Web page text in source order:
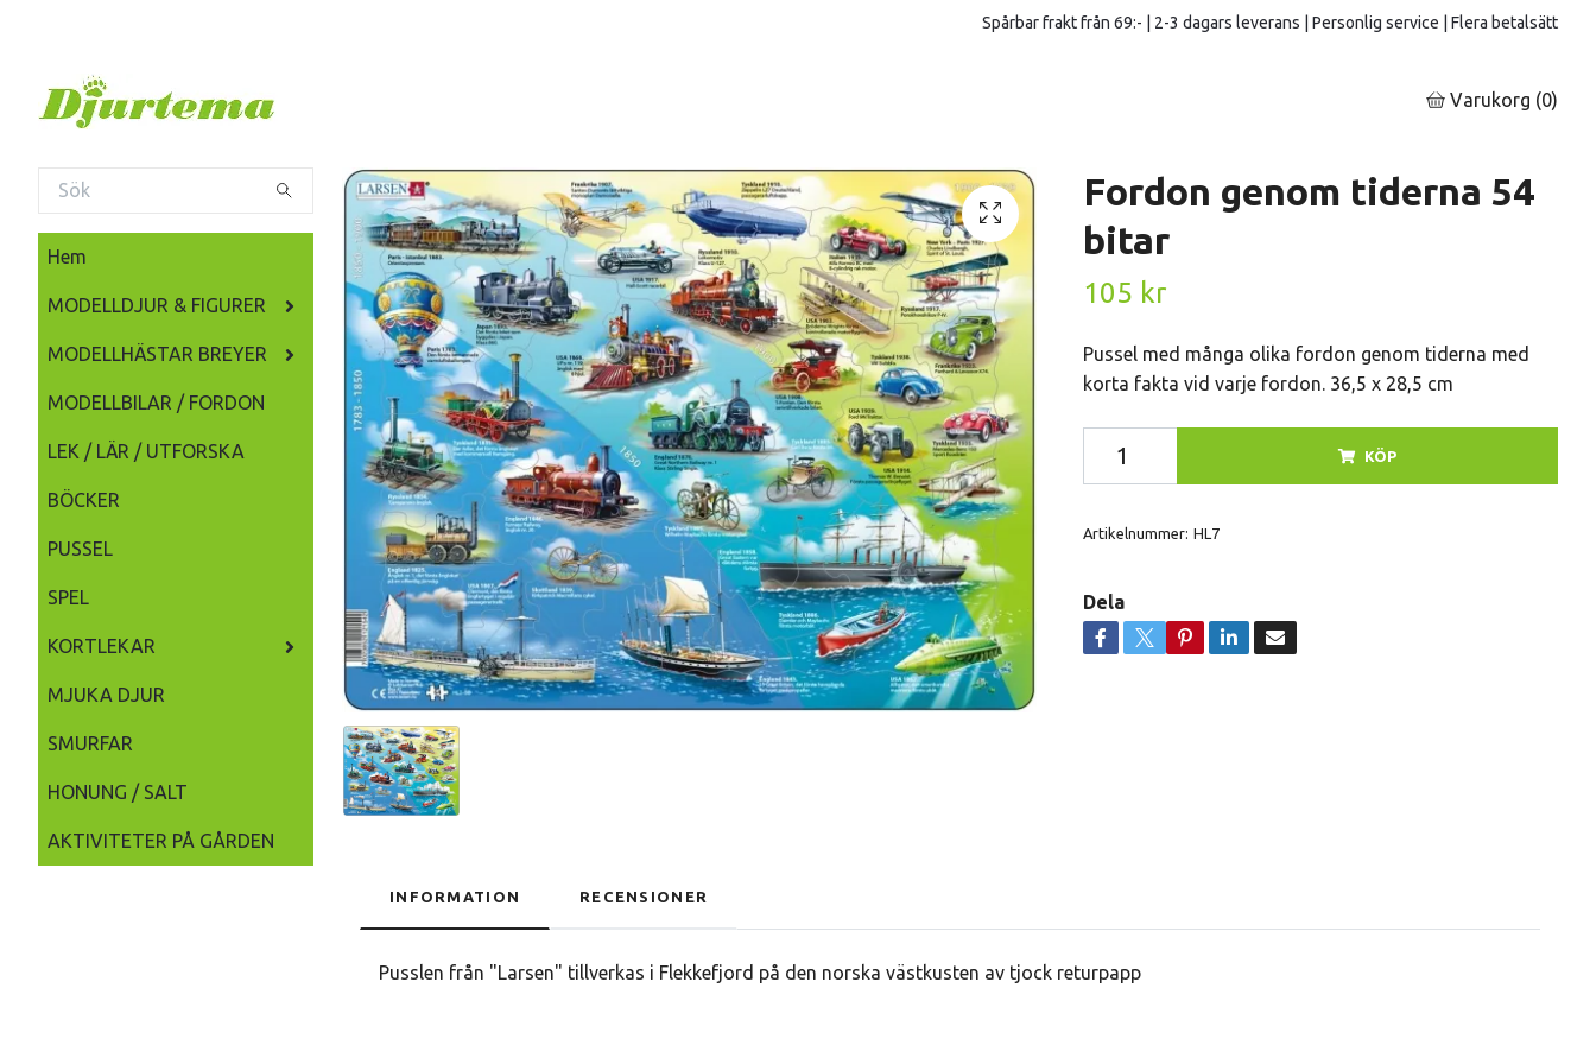
Spårbar frakt från 69:- | 2-3 dagars leverans | Personlig service | Flera betalsätt
Varukorg (0)
Hem
MODELLDJUR & FIGURER
MODELLHÄSTAR BREYER
MODELLBILAR / FORDON
LEK / LÄR / UTFORSKA
BÖCKER
PUSSEL
SPEL
KORTLEKAR
MJUKA DJUR
SMURFAR
HONUNG / SALT
AKTIVITETER PÅ GÅRDEN
Fordon genom tiderna 54
bitar
105 kr
Pussel med många olika fordon genom tiderna med
korta fakta vid varje fordon. 36,5 x 28,5 cm
KÖP
Artikelnummer: HL7
Dela
INFORMATION RECENSIONER
Pusslen från "Larsen" tillverkas i Flekkefjord på den norska västkusten av tjock returpapp